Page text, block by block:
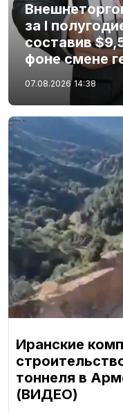
за I
составив
фоне смене
07.08.2026 14:38
Иранские
тоннеля в
(ВИДЕО)